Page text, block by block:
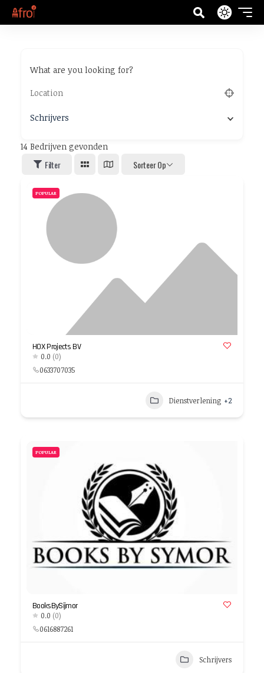
What are you looking for?
Schrijvers
14 Bedrijven gevonden
Filter Sorteer Op
POPULAR
HOX Projects BV
0.0 (0)
0633707035
Dienstverlening +2
POPULAR
BooksBySijmor
0.0 (0)
0616887261
Schrijvers